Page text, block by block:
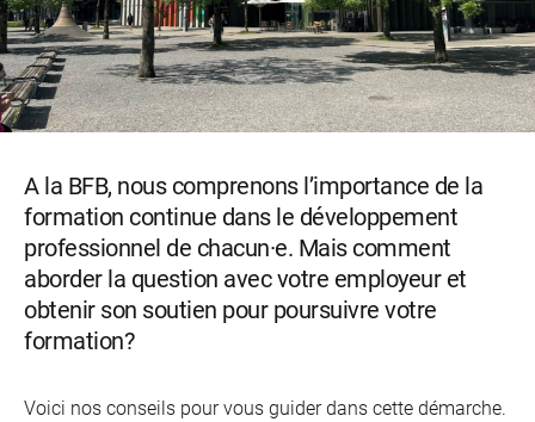
A la BFB, nous comprenons l’importance de la
formation continue dans le développement
professionnel de chacun·e. Mais comment
aborder la question avec votre employeur et
obtenir son soutien pour poursuivre votre
formation?
Voici nos conseils pour vous guider dans cette démarche.